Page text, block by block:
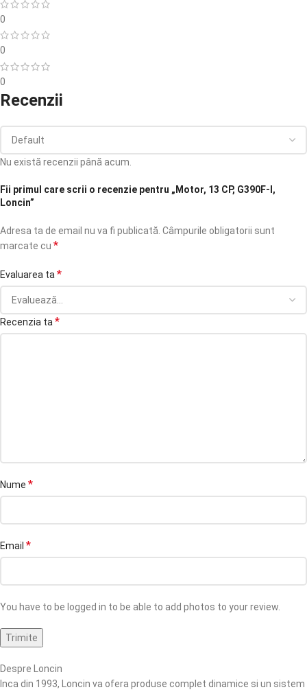
0
0
0
Recenzii
Nu există recenzii până acum.
Fii primul care scrii o recenzie pentru „Motor, 13 CP, G390F-I,
Loncin”
Adresa ta de email nu va fi publicată. Câmpurile obligatorii sunt
marcate cu *
Evaluarea ta *
Recenzia ta *
Nume *
Email *
You have to be logged in to be able to add photos to your review.
Despre Loncin
Inca din 1993, Loncin va ofera produse complet dinamice si un sistem